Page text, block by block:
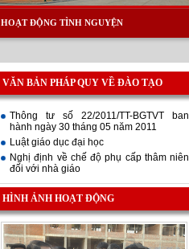
HOẠT ĐỘNG TÌNH NGUYỆN
VĂN BẢN PHÁP QUY VỀ ĐÀO TẠO
Thông tư số 22/2011/TT-BGTVT ban
hành ngày 30 tháng 05 năm 2011
Luật giáo dục đại học
Nghị định về chế độ phụ cấp thâm niên
đối với nhà giáo
HÌNH ẢNH HOẠT ĐỘNG